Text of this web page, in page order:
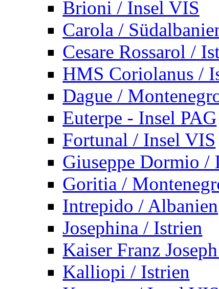
Brioni / Insel VIS
Carola /
Cesare Rossarol /
HMS Coriolanus /
Dague /
Euterpe - Insel PAG
Fortunal / Insel VIS
Giuseppe Dormio /
Goritia /
Intrepido / Albanien
Josephina / Istrien
Kaiser Franz
Kalliopi / Istrien